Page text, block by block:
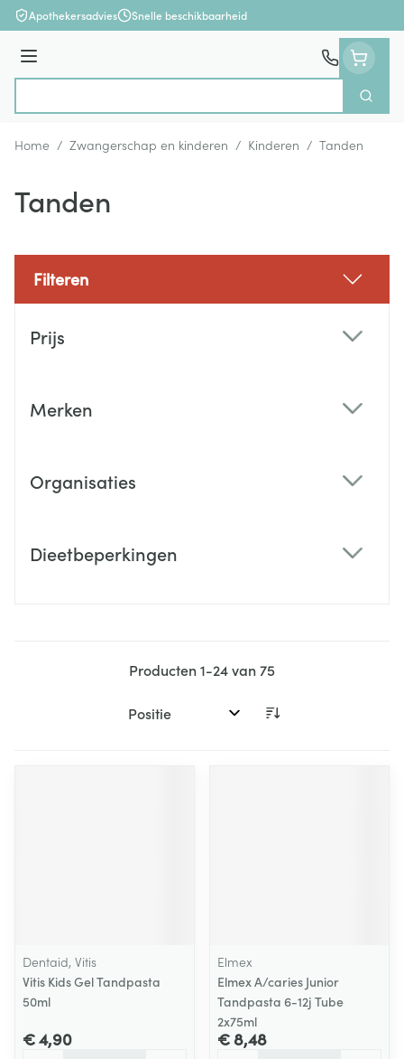
Ga naar de inhoud
Apothekersadvies Snelle beschikbaarheid
Menu
Zoek
Home / Zwangerschap en kinderen / Kinderen / Tanden
Tanden
Filteren
Prijs
Merken
Organisaties
Dieetbeperkingen
Producten1-24van75
Sorteer op:
Dentaid, Vitis
Vitis Kids Gel Tandpasta
50ml
€ 4,90
Elmex
Elmex A/caries Junior
Tandpasta 6-12j Tube
2x75ml
€ 8,48